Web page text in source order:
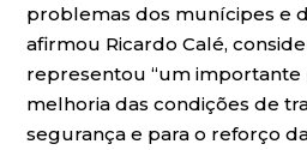
problemas dos munícipes e
afirmou Ricardo Calé,
representou “um importante
melhoria das condições de
segurança e para o reforço